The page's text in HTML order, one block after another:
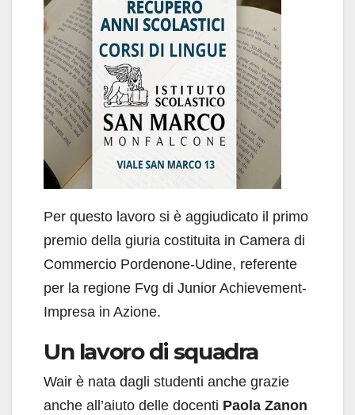
Per questo lavoro si è aggiudicato il primo
premio della giuria costituita in Camera di
Commercio Pordenone-Udine, referente
per la regione Fvg di Junior Achievement-
Impresa in Azione.
Un lavoro di squadra
Wair è nata dagli studenti anche grazie
anche all’aiuto delle docenti Paola Zanon